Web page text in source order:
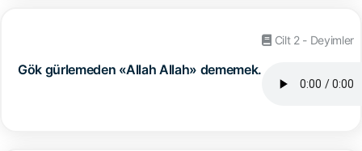
Gök gürlemeden «Allah Allah» dememek.
Cilt 2 - Deyimler